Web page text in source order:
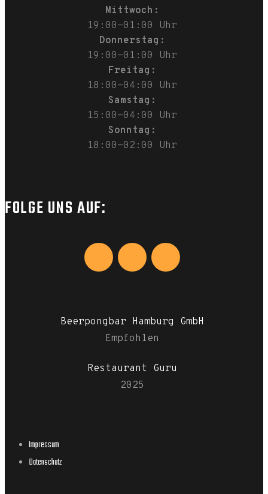
Mittwoch:
19:00-01:00 Uhr
Donnerstag:
19:00-01:00 Uhr
Freitag:
18:00-04:00 Uhr
Samstag:
15:00-04:00 Uhr
Sonntag:
18:00-02:00 Uhr
FOLGE UNS AUF:
Beerpongbar Hamburg GmbH
Empfohlen
Restaurant Guru
2025
Impressum
Datenschutz